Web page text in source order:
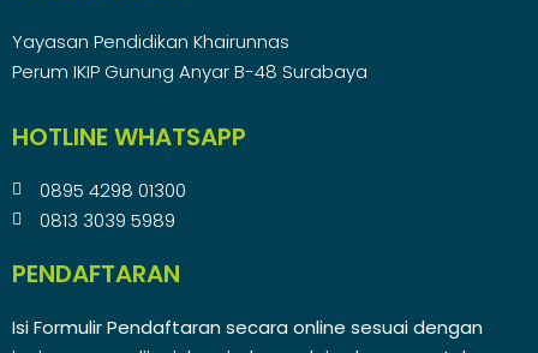
Yayasan Pendidikan Khairunnas
Perum IKIP Gunung Anyar B-48 Surabaya
HOTLINE WHATSAPP
0895 4298 01300
0813 3039 5989
PENDAFTARAN
Isi Formulir Pendaftaran secara online sesuai dengan